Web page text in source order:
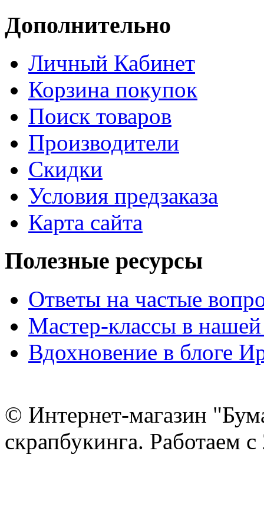
Дополнительно
Личный Кабинет
Корзина покупок
Поиск товаров
Производители
Скидки
Условия предзаказа
Карта сайта
Полезные ресурсы
Ответы на частые
Мастер-классы в нашей
Вдохновение в блоге
© Интернет-магазин
скрапбукинга. Работаем с